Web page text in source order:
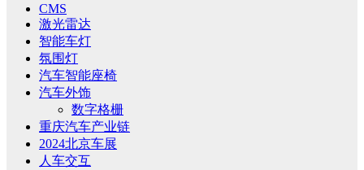
CMS
激光雷达
智能车灯
氛围灯
汽车智能座椅
汽车外饰
数字格栅
重庆汽车产业链
2024北京车展
人车交互